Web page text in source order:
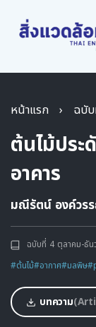
หน้าแรก › ฉบั
ต้นไม้ประ
อาคาร
มณีรัตน์ องค์วร
ฉบับที่ 4 ตุลาคม-ธัน
#ต้นไม้#อากาศ#มลพิษ
บทความ